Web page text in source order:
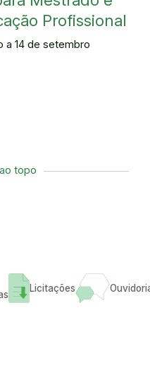
Profissional
a 14 de setembro
topo
Licitações